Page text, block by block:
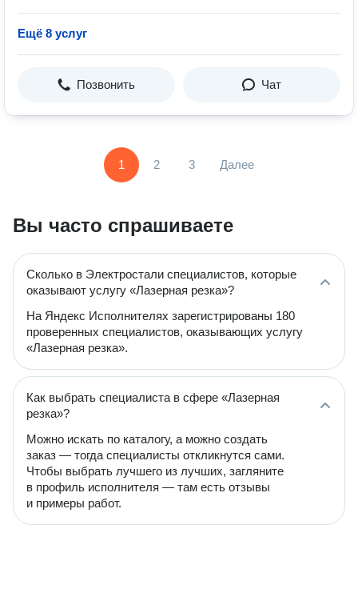
Ещё 8 услуг
Позвонить Чат
1 2 3 Далее
Вы часто спрашиваете
Сколько в Электростали специалистов, которые
оказывают услугу «Лазерная резка»?
На Яндекс Исполнителях зарегистрированы 180
проверенных специалистов, оказывающих услугу
«Лазерная резка».
Как выбрать специалиста в сфере «Лазерная
резка»?
Можно искать по каталогу, а можно создать
заказ — тогда специалисты откликнутся сами.
Чтобы выбрать лучшего из лучших, загляните
в профиль исполнителя — там есть отзывы
и примеры работ.